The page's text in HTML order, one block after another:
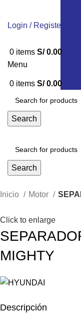
Login / Register
0 items S/0.00
Menu
0 items S/0.00
Search
Search
Inicio Motor
Click to enlarge
MIGHTY
Descripción